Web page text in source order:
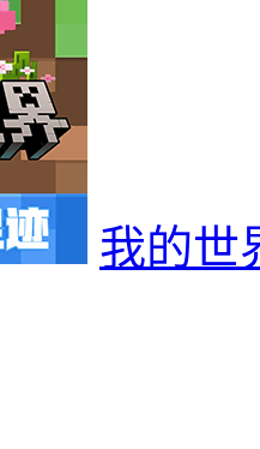
我的世